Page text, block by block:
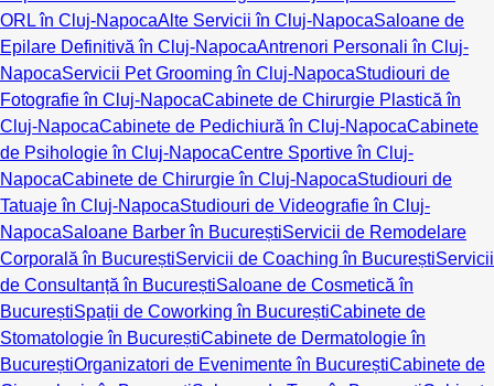
ORL în Cluj-NapocaAlte Servicii în Cluj-NapocaSaloane de
Epilare Definitivă în Cluj-NapocaAntrenori Personali în Cluj-
NapocaServicii Pet Grooming în Cluj-NapocaStudiouri de
Fotografie în Cluj-NapocaCabinete de Chirurgie Plastică în
Cluj-NapocaCabinete de Pedichiură în Cluj-NapocaCabinete
de Psihologie în Cluj-NapocaCentre Sportive în Cluj-
NapocaCabinete de Chirurgie în Cluj-NapocaStudiouri de
Tatuaje în Cluj-NapocaStudiouri de Videografie în Cluj-
NapocaSaloane Barber în BucureștiServicii de Remodelare
Corporală în BucureștiServicii de Coaching în BucureștiServicii
de Consultanță în BucureștiSaloane de Cosmetică în
BucureștiSpații de Coworking în BucureștiCabinete de
Stomatologie în BucureștiCabinete de Dermatologie în
BucureștiOrganizatori de Evenimente în BucureștiCabinete de